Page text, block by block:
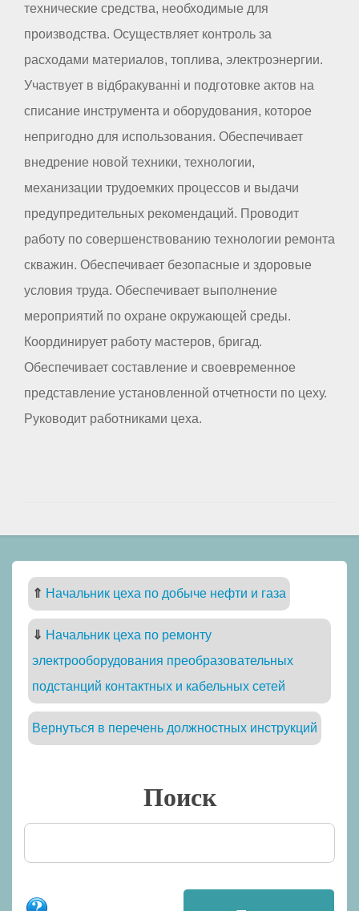
технические средства, необходимые для
производства. Осуществляет контроль за
расходами материалов, топлива, электроэнергии.
Участвует в відбракуванні и подготовке актов на
списание инструмента и оборудования, которое
непригодно для использования. Обеспечивает
внедрение новой техники, технологии,
механизации трудоемких процессов и выдачи
предупредительных рекомендаций. Проводит
работу по совершенствованию технологии ремонта
скважин. Обеспечивает безопасные и здоровые
условия труда. Обеспечивает выполнение
мероприятий по охране окружающей среды.
Координирует работу мастеров, бригад.
Обеспечивает составление и своевременное
представление установленной отчетности по цеху.
Руководит работниками цеха.
⇑ Начальник цеха по добыче нефти и газа
⇓ Начальник цеха по ремонту
электрооборудования преобразовательных
подстанций контактных и кабельных сетей
Вернуться в перечень должностных инструкций
Поиск